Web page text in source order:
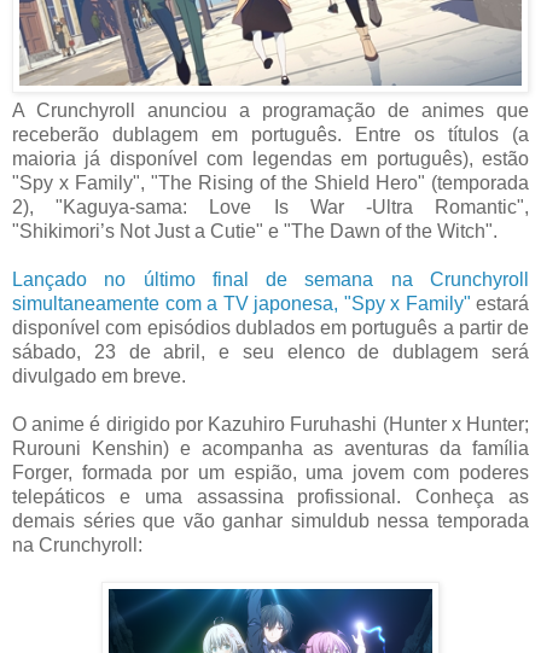
A Crunchyroll anunciou a programação de animes que
receberão dublagem em português. Entre os títulos (a
maioria já disponível com legendas em português), estão
"Spy x Family", "The Rising of the Shield Hero" (temporada
2), "Kaguya-sama: Love Is War -Ultra Romantic",
"Shikimori’s Not Just a Cutie" e "The Dawn of the Witch".
Lançado no último final de semana na Crunchyroll
simultaneamente com a TV japonesa, "Spy x Family" estará
disponível com episódios dublados em português a partir de
sábado, 23 de abril, e seu elenco de dublagem será
divulgado em breve.
O anime é dirigido por Kazuhiro Furuhashi (Hunter x Hunter;
Rurouni Kenshin) e acompanha as aventuras da família
Forger, formada por um espião, uma jovem com poderes
telepáticos e uma assassina profissional. Conheça as
demais séries que vão ganhar simuldub nessa temporada
na Crunchyroll: